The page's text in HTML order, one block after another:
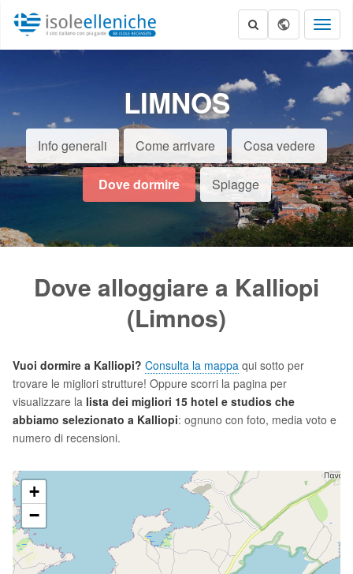
LIMNOS
Info generali Come arrivare Cosa vedere
Dove dormire Spiagge
Dove alloggiare a Kalliopi
(Limnos)
Vuoi dormire a Kalliopi? Consulta la mappa qui sotto per
trovare le migliori strutture! Oppure scorri la pagina per
visualizzare la lista dei migliori 15 hotel e studios che
abbiamo selezionato a Kalliopi: ognuno con foto, media voto e
numero di recensioni.
+
−